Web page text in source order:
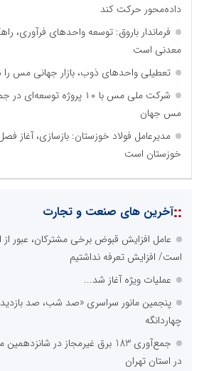
داده‌محور حرکت کند
فرماندار باروق: توسعه واحدهای فرآوری،
معدنی است
تعطیلی واحدهای ذوب، بازار جهانی مس را
شرکت ملی مس با ۱۰ پروژه
مس جهان
مدیرعامل فولاد خوزستان: بازسازی، آغاز
خوزستان است
::آخرین های صنعت و تجارت
عامل افزایش قبوض برخی مشترکان، عبور
است/ افزایش تعرفه نداشتیم
عملیات ویژه آغاز شد...
پنجمین مانور سراسری «صد شب، صد
چهاردانگه
جمع‌آوری 183 برق غیرمجاز در
در استان تهران